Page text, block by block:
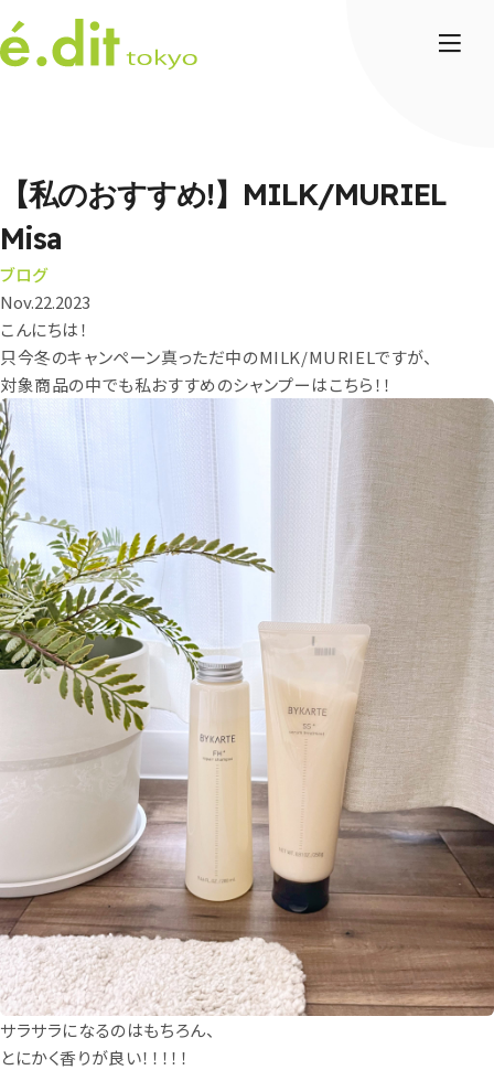
【私のおすすめ!】MILK/MURIEL
Misa
ブログ
Nov.22.2023
こんにちは！
只今冬のキャンペーン真っただ中のMILK/MURIELですが、
対象商品の中でも私おすすめのシャンプーはこちら！！
サラサラになるのはもちろん、
とにかく香りが良い！！！！！